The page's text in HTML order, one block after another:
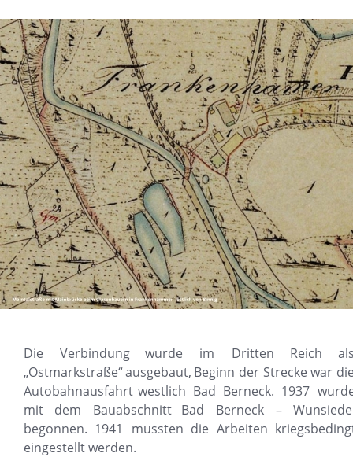
Die Verbindung wurde im Dritten Reich
„Ostmarkstraße“ausgebaut, Beginn der Strecke war
Autobahnausfahrt westlich Bad Berneck. 1937
mit
dem Bauabschnitt Bad Berneck –
begonnen. 1941 mussten die Arbeiten
eingestellt werden.